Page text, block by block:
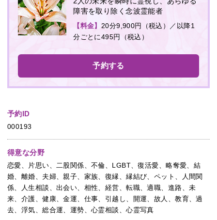
障害を取り除く念波霊能者
【料金】 20分9,900円（税込）／以降1
分ごとに495円（税込）
予約する
予約ID
000193
得意な分野
恋愛、片思い、二股関係、不倫、LGBT、復活愛、略奪愛、結
婚、離婚、夫婦、親子、家族、復縁、縁結び、ペット、人間関
係、人生相談、出会い、相性、経営、転職、適職、進路、未
来、介護、健康、金運、仕事、引越し、開運、故人、教育、過
去、浮気、総合運、運勢、心霊相談、心霊写真